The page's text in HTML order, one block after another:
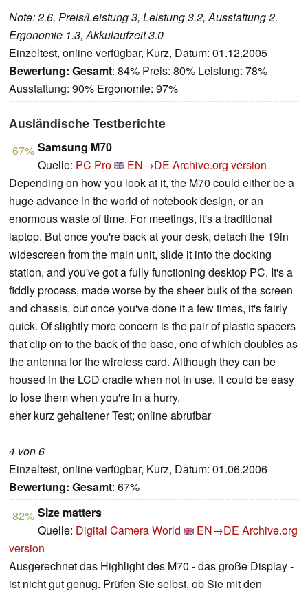
Note: 2.6, Preis/Leistung 3, Leistung 3.2, Ausstattung 2,
Ergonomie 1.3, Akkulaufzeit 3.0
Einzeltest, online verfügbar, Kurz, Datum: 01.12.2005
Bewertung: Gesamt: 84% Preis: 80% Leistung: 78%
Ausstattung: 90% Ergonomie: 97%
Ausländische Testberichte
67% Samsung M70
Quelle: PC Pro EN→DE Archive.org version
Depending on how you look at it, the M70 could either be a
huge advance in the world of notebook design, or an
enormous waste of time. For meetings, it's a traditional
laptop. But once you're back at your desk, detach the 19in
widescreen from the main unit, slide it into the docking
station, and you've got a fully functioning desktop PC. It's a
fiddly process, made worse by the sheer bulk of the screen
and chassis, but once you've done it a few times, it's fairly
quick. Of slightly more concern is the pair of plastic spacers
that clip on to the back of the base, one of which doubles as
the antenna for the wireless card. Although they can be
housed in the LCD cradle when not in use, it could be easy
to lose them when you're in a hurry.
eher kurz gehaltener Test; online abrufbar
4 von 6
Einzeltest, online verfügbar, Kurz, Datum: 01.06.2006
Bewertung: Gesamt: 67%
82% Size matters
Quelle: Digital Camera World EN→DE Archive.org
version
Ausgerechnet das Highlight des M70 - das große Display -
ist nicht gut genug. Prüfen Sie selbst, ob Sie mit den